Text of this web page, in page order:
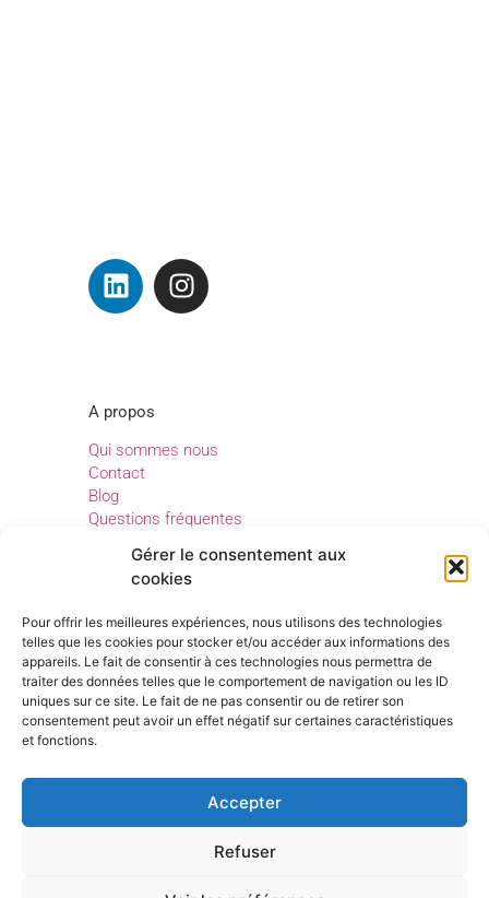
Gérer le consentement aux
cookies
Pour offrir les meilleures expériences, nous utilisons des technologies
telles que les cookies pour stocker et/ou accéder aux informations des
appareils. Le fait de consentir à ces technologies nous permettra de
traiter des données telles que le comportement de navigation ou les ID
uniques sur ce site. Le fait de ne pas consentir ou de retirer son
consentement peut avoir un effet négatif sur certaines caractéristiques
et fonctions.
Accepter
Refuser
A propos
Qui sommes nous
Contact
Blog
Questions fréquentes
Mentions légales
Confidentialité
Conditions générales d’utilisation
Cletia est édité par la societe Cletim,